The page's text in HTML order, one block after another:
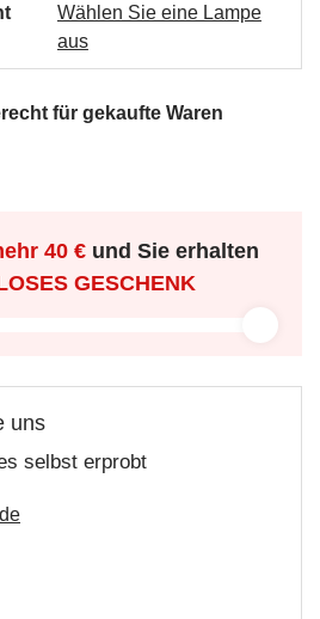
Wählen Sie eine Lampe
aus
für gekaufte Waren
40 €und Sie erhalten
GESCHENK
uns
selbst erprobt